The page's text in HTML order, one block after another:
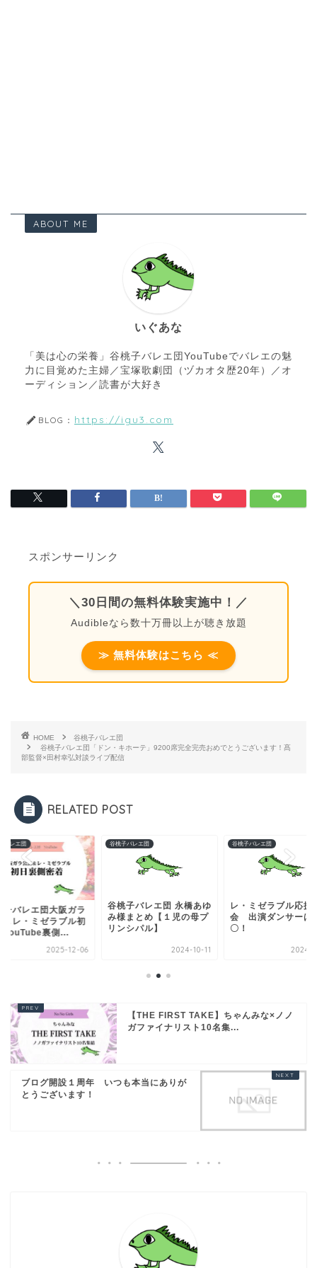
ABOUT ME
いぐあな
「美は心の栄養」谷桃子バレエ団YouTubeでバレエの魅
力に目覚めた主婦／宝塚歌劇団（ヅカオタ歴20年）／オ
ーディション／読書が大好き
BLOG： https://igu3.com
スポンサーリンク
＼30日間の無料体験実施中！／
Audibleなら数十万冊以上が聴き放題
≫ 無料体験はこちら ≪
HOME
谷桃子バレエ団
谷桃子バレエ団「ドン・キホーテ」9200席完全完売おめでとうございます！髙
部監督×田村幸弘対談ライブ配信
RELATED POST
バレエ団
子バレエ団大阪ガラ
＆レ・ミゼラブル初
YouTube裏側...
2025-12-06
谷桃子バレエ団
谷桃子バレエ団 永橋あゆ
み様まとめ【１児の母プ
リンシパル】
2024-10-11
谷桃子バレエ団
レ・ミゼラブル応援
会 出演ダンサーは
〇！
2024-
【THE FIRST TAKE】ちゃんみな×ノノ
ガファイナリスト10名集...
ブログ開設１周年 いつも本当にありが
とうございます！